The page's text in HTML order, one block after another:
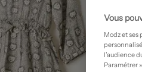
Vous
Modz et
l’audience
Paramétrer